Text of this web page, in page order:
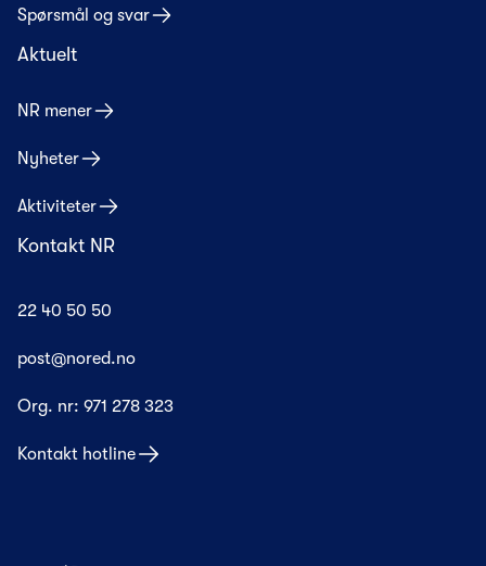
Spørsmål og svar
Aktuelt
NR mener
Nyheter
Aktiviteter
Kontakt NR
22 40 50 50
post@nored.no
Org. nr: 971 278 323
Kontakt hotline